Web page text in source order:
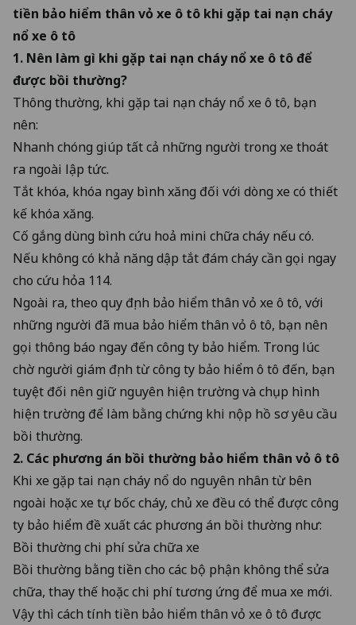
tiền bảo hiểm thân vỏ xe ô tô khi gặp tai nạn cháy
nổ xe ô tô
1. Nên làm gì khi gặp tai nạn cháy nổ xe ô tô để
được bồi thường?
Thông thường, khi gặp tai nạn cháy nổ xe ô tô, bạn
nên:
Nhanh chóng giúp tất cả những người trong xe thoát
ra ngoài lập tức.
Tắt khóa, khóa ngay bình xăng đối với dòng xe có thiết
kế khóa xăng.
Cố gắng dùng bình cứu hoả mini chữa cháy nếu có.
Nếu không có khả năng dập tắt đám cháy cần gọi ngay
cho cứu hỏa 114.
Ngoài ra, theo quy định bảo hiểm thân vỏ xe ô tô, với
những người đã mua bảo hiểm thân vỏ ô tô, bạn nên
gọi thông báo ngay đến công ty bảo hiểm. Trong lúc
chờ người giám định từ công ty bảo hiểm ô tô đến, bạn
tuyệt đối nên giữ nguyên hiện trường và chụp hình
hiện trường để làm bằng chứng khi nộp hồ sơ yêu cầu
bồi thường.
2. Các phương án bồi thường bảo hiểm thân vỏ ô tô
Khi xe gặp tai nạn cháy nổ do nguyên nhân từ bên
ngoài hoặc xe tự bốc cháy, chủ xe đều có thể được công
ty bảo hiểm đề xuất các phương án bồi thường như:
Bồi thường chi phí sửa chữa xe
Bồi thường bằng tiền cho các bộ phận không thể sửa
chữa, thay thế hoặc chi phí tương ứng để mua xe mới.
Vậy thì cách tính tiền bảo hiểm thân vỏ xe ô tô được